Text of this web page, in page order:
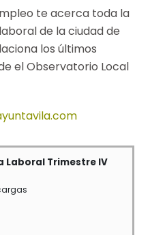
te acerca toda la
de la ciudad de
los últimos
el Observatorio Local
Laboral Trimestre IV